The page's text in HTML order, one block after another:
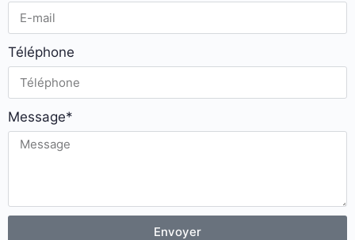
Téléphone
Message*
Envoyer